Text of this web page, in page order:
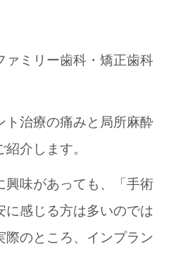
ァミリー歯科・矯正歯科
ト治療の痛みと局所麻酔
介します。
興味があっても、「手術
感じる方は多いのでは
際のところ、インプラン